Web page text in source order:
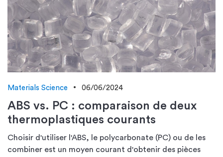
Materials Science 06/06/2024
ABS vs. PC : comparaison de deux
thermoplastiques courants
Choisir d'utiliser l'ABS, le polycarbonate (PC) ou de les
combiner est un moyen courant d'obtenir des pièces